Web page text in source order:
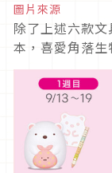
圖片來源
除了上述六款
本，喜愛角落生